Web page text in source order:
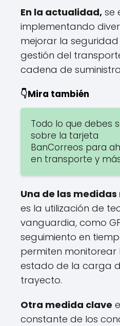
En la actualidad, se
implementando
mejorar la
gestión del
cadena de
👇Mira también
Todo lo que debes
sobre la tarjeta
BanCorreos para
en transporte y
Una de las
es la utilización de
vanguardia, como
seguimiento en
permiten monitorear
estado de la carga
trayecto.
Otra medida clave
constante de los